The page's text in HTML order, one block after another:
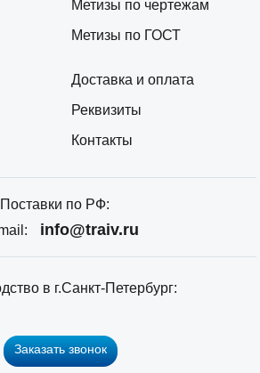
Метизы по чертежам
Метизы по ГОСТ
Доставка и оплата
Реквизиты
Контакты
Поставки по РФ:
info@traiv.ru
в г.Санкт-Петербург:
Заказать звонок